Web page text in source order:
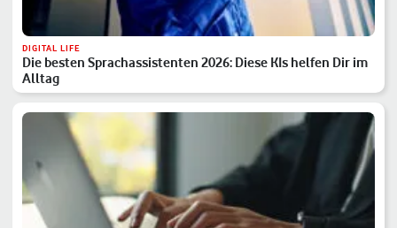
DIGITAL LIFE
Die besten Sprachassistenten 2026: Diese KIs helfen Dir im
Alltag